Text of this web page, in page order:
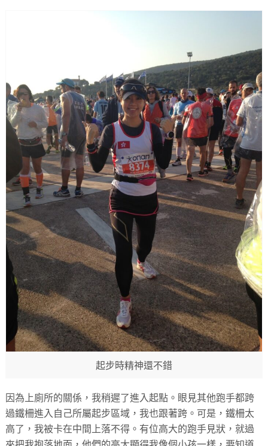
起步時精神還不錯
因為上廁所的關係，我稍遲了進入起點。眼見其他跑手都跨
過鐵柵進入自己所屬起步區域，我也跟著跨。可是，鐵柵太
高了，我被卡在中間上落不得。有位高大的跑手見狀，就過